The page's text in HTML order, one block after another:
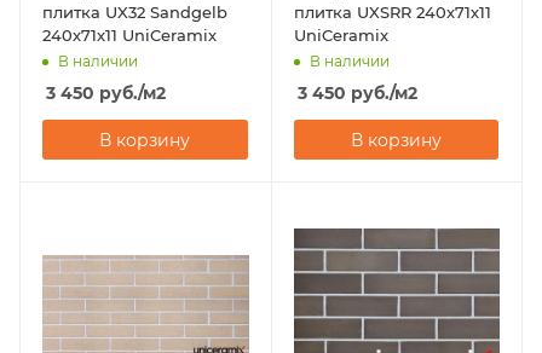
плитка UX32 Sandgelb
240х71х11 UniCeramix
В наличии
3 450 руб./м2
В корзину
плитка UXSRR 240х71х11
UniCeramix
В наличии
3 450 руб./м2
В корзину